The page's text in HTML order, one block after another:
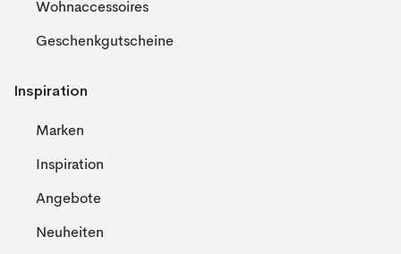
Wohnaccessoires
Geschenkgutscheine
Inspiration
Marken
Inspiration
Angebote
Neuheiten